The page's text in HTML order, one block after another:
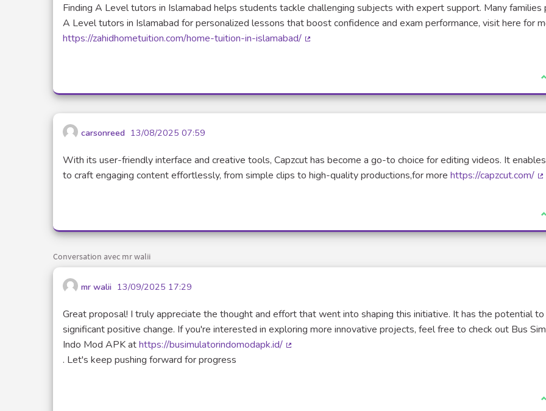
Finding A Level tutors in Islamabad helps students tackle challenging subjects with expert support. Many families
A Level tutors in Islamabad for personalized lessons that boost confidence and exam performance, visit here for
https://zahidhometuition.com/home-tuition-in-islamabad/
carsonreed 13/08/2025 07:59
With its user-friendly interface and creative tools, Capzcut has become a go-to choice for editing videos. It
to craft engaging content effortlessly, from simple clips to high-quality productions,for more https://capzcut.com/
Conversation avec mr walii
mr walii 13/09/2025 17:29
Great proposal! I truly appreciate the thought and effort that went into shaping this initiative. It has the potential to
significant positive change. If you're interested in exploring more innovative projects, feel free to check out Bus
Indo Mod APK athttps://busimulatorindomodapk.id/
. Let's keep pushing forward for progress